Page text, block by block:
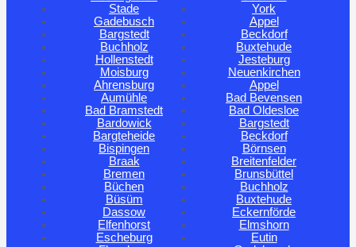
Stade
York
Gadebusch
Appel
Bargstedt
Beckdorf
Buchholz
Buxtehude
Hollenstedt
Jesteburg
Moisburg
Neuenkirchen
Ahrensburg
Appel
Aumühle
Bad Bevensen
Bad Bramstedt
Bad Oldesloe
Bardowick
Bargstedt
Bargteheide
Beckdorf
Bispingen
Börnsen
Braak
Breitenfelder
Bremen
Brunsbüttel
Büchen
Buchholz
Büsüm
Buxtehude
Dassow
Eckernförde
Elfenhorst
Elmshorn
Escheburg
Eutin